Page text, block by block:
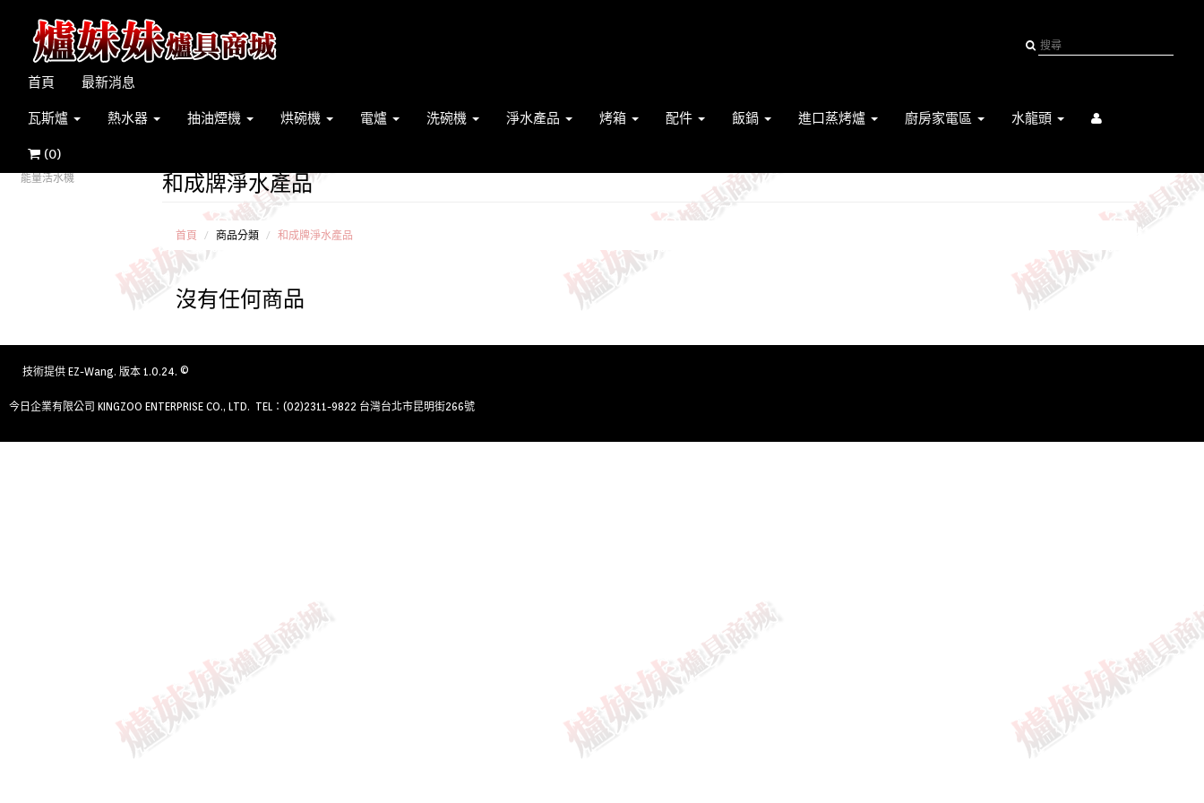
首頁 最新消息
瓦斯爐 熱水器 抽油煙機 烘碗機 電爐 洗碗機 淨水產品 烤箱 配件 飯鍋 進口蒸烤爐 廚房家電區 水龍頭
(0)
能量活水機 和成牌淨水產品
首頁 商品分類 和成牌淨水產品
沒有任何商品
技術提供 EZ-Wang. 版本 1.0.24. ©
今日企業有限公司 KINGZOO ENTERPRISE CO., LTD. TEL：(02)2311-9822 台灣台北市昆明街266號